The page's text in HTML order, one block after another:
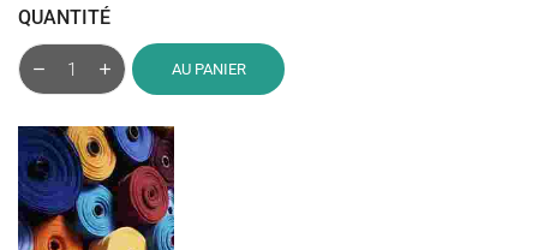
QUANTITÉ
AU PANIER